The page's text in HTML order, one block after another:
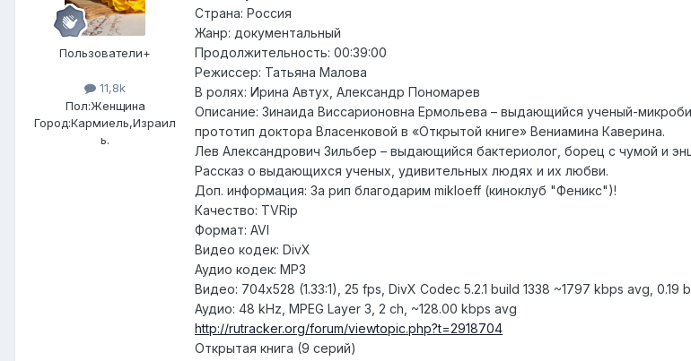
Пользователи+
11,8k
Пол:Женщина
Город:Кармиель,Израил
ь.
Страна: Россия
Жанр: документальный
Продолжительность: 00:39:00
Режиссер: Татьяна Малова
В ролях: Ирина Автух, Александр Пономарев
Описание: Зинаида Виссарионовна Ермольева – выдающийся ученый-
прототип доктора Власенковой в «Открытой книге» Вениамина Каверина.
Лев Александрович Зильбер – выдающийся бактериолог, борец с чумой и
Рассказ о выдающихся ученых, удивительных людях и их любви.
Доп. информация: За рип благодарим mikloeff (киноклуб "Феникс")!
Качество: TVRip
Формат: AVI
Видео кодек: DivX
Аудио кодек: MP3
Видео: 704x528 (1.33:1), 25 fps, DivX Codec 5.2.1 build 1338 ~1797 kbps avg, 0.19
Аудио: 48 kHz, MPEG Layer 3, 2 ch, ~128.00 kbps avg
http://rutracker.org/forum/viewtopic.php?t=2918704
Открытая книга (9 серий)